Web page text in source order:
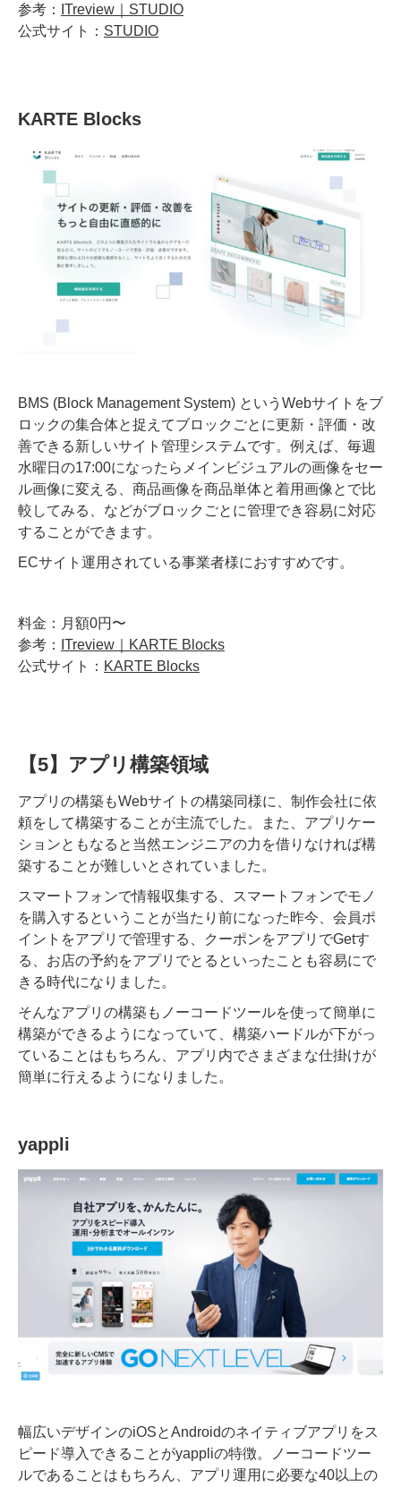
参考：
ITreview｜STUDIO
公式サイト： STUDIO
KARTE Blocks
BMS (Block Management System) というWebサイトをブ
ロックの集合体と捉えてブロックごとに更新・評価・改
善できる新しいサイト管理システムです。例えば、毎週
水曜日の17:00になったらメインビジュアルの画像をセー
ル画像に変える、商品画像を商品単体と着用画像とで比
較してみる、などがブロックごとに管理でき容易に対応
することができます。
ECサイト運用されている事業者様におすすめです。
料金：月額0円〜
参考：
ITreview｜KARTE Blocks
公式サイト： KARTE Blocks
【5】アプリ構築領域
アプリの構築もWebサイトの構築同様に、制作会社に依
頼をして構築することが主流でした。また、アプリケー
ションともなると当然エンジニアの力を借りなければ構
築することが難しいとされていました。
スマートフォンで情報収集する、スマートフォンでモノ
を購入するということが当たり前になった昨今、会員ポ
イントをアプリで管理する、クーポンをアプリでGetす
る、お店の予約をアプリでとるといったことも容易にで
きる時代になりました。
そんなアプリの構築もノーコードツールを使って簡単に
構築ができるようになっていて、構築ハードルが下がっ
ていることはもちろん、アプリ内でさまざまな仕掛けが
簡単に行えるようになりました。
yappli
幅広いデザインのiOSとAndroidのネイティブアプリをス
ピード導入できることがyappliの特徴。ノーコードツー
ルであることはもちろん、アプリ運用に必要な40以上の